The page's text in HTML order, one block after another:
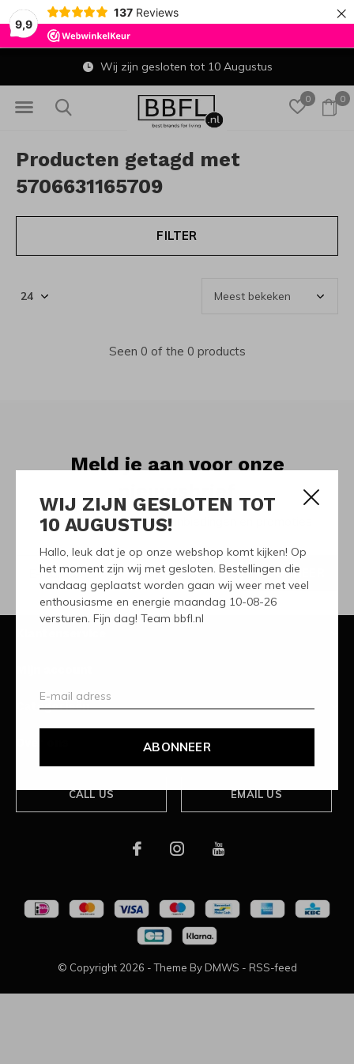
9,9
137 Reviews ×
WIJ ZIJN GESLOTEN TOT
10 AUGUSTUS!
Hallo, leuk dat je op onze webshop komt kijken! Op
het moment zijn wij met gesloten. Bestellingen die
vandaag geplaatst worden gaan wij weer met veel
enthousiasme en energie maandag 10-08-26
versturen. Fijn dag! Team bbfl.nl
ABONNEER
0 0
Wij zijn gesloten tot 10 Augustus
Producten getagd met
5706631165709
FILTER
Seen 0 of the 0 products
Meld je aan voor onze
Ontvang de nieuwste aanbiedingen en promoties
ABONNEER
Categorieën
CALL US EMAIL US
© Copyright 2026 - Theme By DMWS - RSS-feed